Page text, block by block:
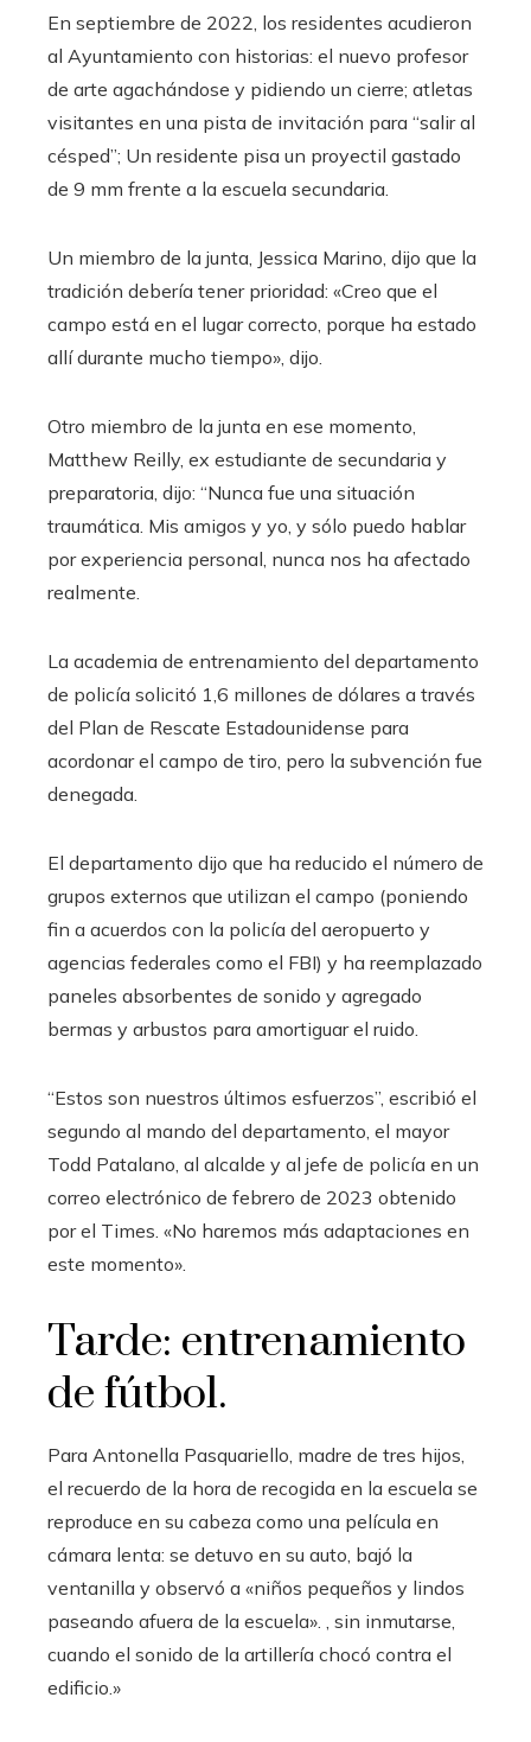
En septiembre de 2022, los residentes acudieron
al Ayuntamiento con historias: el nuevo profesor
de arte agachándose y pidiendo un cierre; atletas
visitantes en una pista de invitación para “salir al
césped”; Un residente pisa un proyectil gastado
de 9 mm frente a la escuela secundaria.
Un miembro de la junta, Jessica Marino, dijo que la
tradición debería tener prioridad: «Creo que el
campo está en el lugar correcto, porque ha estado
allí durante mucho tiempo», dijo.
Otro miembro de la junta en ese momento,
Matthew Reilly, ex estudiante de secundaria y
preparatoria, dijo: “Nunca fue una situación
traumática. Mis amigos y yo, y sólo puedo hablar
por experiencia personal, nunca nos ha afectado
realmente.
La academia de entrenamiento del departamento
de policía solicitó 1,6 millones de dólares a través
del Plan de Rescate Estadounidense para
acordonar el campo de tiro, pero la subvención fue
denegada.
El departamento dijo que ha reducido el número de
grupos externos que utilizan el campo (poniendo
fin a acuerdos con la policía del aeropuerto y
agencias federales como el FBI) ​​y ha reemplazado
paneles absorbentes de sonido y agregado
bermas y arbustos para amortiguar el ruido.
“Estos son nuestros últimos esfuerzos”, escribió el
segundo al mando del departamento, el mayor
Todd Patalano, al alcalde y al jefe de policía en un
correo electrónico de febrero de 2023 obtenido
por el Times. «No haremos más adaptaciones en
este momento».
Tarde: entrenamiento
de fútbol.
Para Antonella Pasquariello, madre de tres hijos,
el recuerdo de la hora de recogida en la escuela se
reproduce en su cabeza como una película en
cámara lenta: se detuvo en su auto, bajó la
ventanilla y observó a «niños pequeños y lindos
paseando afuera de la escuela». , sin inmutarse,
cuando el sonido de la artillería chocó contra el
edificio.»